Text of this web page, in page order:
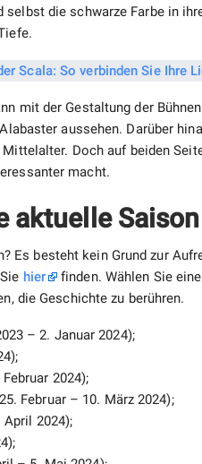
die schwarze Farbe in
mit der Gestaltung der
aussehen. Darüber
Doch auf beiden
macht.
aktuelle Saison
Es besteht kein Grund zur
hier finden. Wählen Sie
die Geschichte zu berühren.
– 2. Januar 2024);
2024);
Februar – 10. März 2024);
2024);